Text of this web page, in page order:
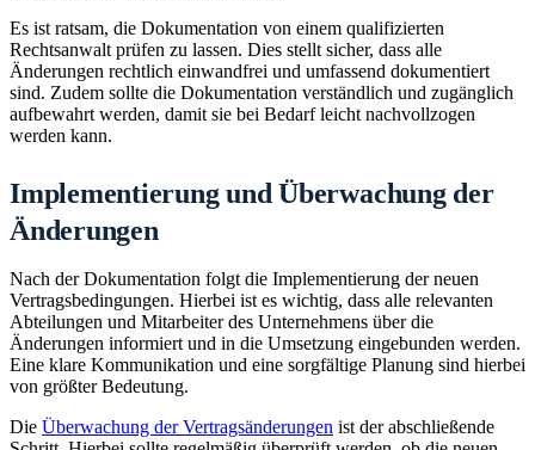
Es ist ratsam, die Dokumentation von einem qualifizierten
Rechtsanwalt prüfen zu lassen. Dies stellt sicher, dass alle
Änderungen rechtlich einwandfrei und umfassend dokumentiert
sind. Zudem sollte die Dokumentation verständlich und zugänglich
aufbewahrt werden, damit sie bei Bedarf leicht nachvollzogen
werden kann.
Implementierung und Überwachung der
Änderungen
Nach der Dokumentation folgt die Implementierung der neuen
Vertragsbedingungen. Hierbei ist es wichtig, dass alle relevanten
Abteilungen und Mitarbeiter des Unternehmens über die
Änderungen informiert und in die Umsetzung eingebunden werden.
Eine klare Kommunikation und eine sorgfältige Planung sind hierbei
von größter Bedeutung.
Die Überwachung der Vertragsänderungen ist der abschließende